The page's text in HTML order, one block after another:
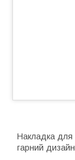
Накладка для
гарний дизайн